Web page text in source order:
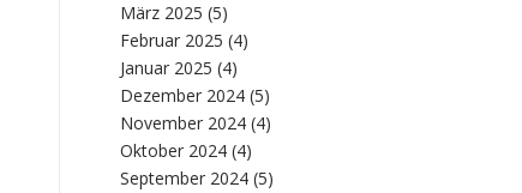
März 2025 (5)
Februar 2025 (4)
Januar 2025 (4)
Dezember 2024 (5)
November 2024 (4)
Oktober 2024 (4)
September 2024 (5)